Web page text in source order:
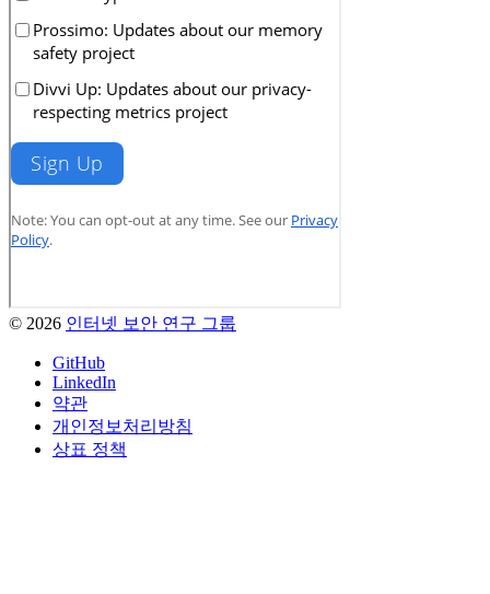
© 2026 인터넷 보안 연구 그룹
GitHub
LinkedIn
약관
개인정보처리방침
상표 정책